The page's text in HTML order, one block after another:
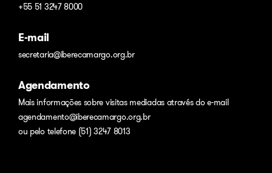
+55 51 3247 8000
E-mail
secretaria@iberecamargo.org.br
Agendamento
Mais informações sobre visitas mediadas através do e-mail
agendamento@iberecamargo.org.br
ou pelo telefone (51) 3247 8013